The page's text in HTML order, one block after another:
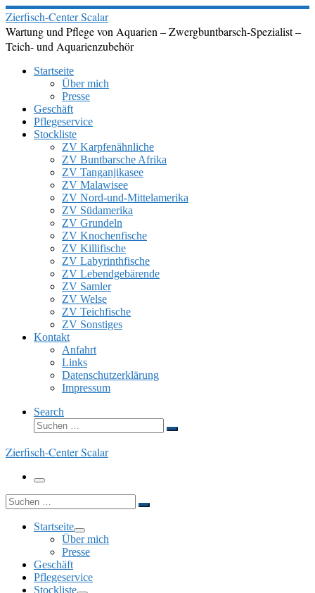
Zum
Inhalt
springen
Zierfisch-Center Scalar
Wartung und Pflege von Aquarien – Zwergbuntbarsch-Spezialist –
Teich- und Aquarienzubehör
Startseite
Über mich
Presse
Geschäft
Pflegeservice
Stockliste
ZV Karpfenähnliche
ZV Buntbarsche Afrika
ZV Tanganjikasee
ZV Malawisee
ZV Nord-und-Mittelamerika
ZV Südamerika
ZV Grundeln
ZV Knochenfische
ZV Killifische
ZV Labyrinthfische
ZV Lebendgebärende
ZV Samler
ZV Welse
ZV Teichfische
ZV Sonstiges
Kontakt
Anfahrt
Links
Datenschutzerklärung
Impressum
Search
Suche
Suchen …
Zierfisch-Center Scalar
Menü
Suche
Suchen …
Startseite
Über mich
Presse
Geschäft
Pflegeservice
Stockliste